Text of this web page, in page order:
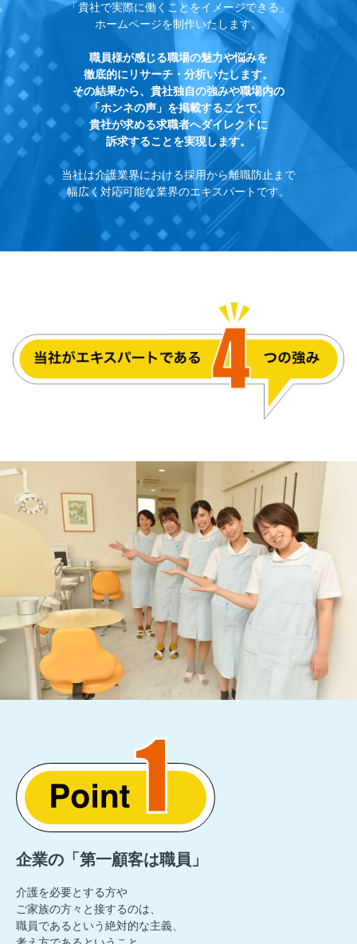
「貴社で実際に働くことをイメージできる」
ホームページを制作いたします。
職員様が感じる職場の魅力や悩みを
徹底的にリサーチ・分析いたします。
その結果から、貴社独自の強みや職場内の
「ホンネの声」を掲載することで、
貴社が求める求職者へダイレクトに
訴求することを実現します。
当社は介護業界における採用から離職防止まで
幅広く対応可能な業界のエキスパートです。
企業の「第一顧客は職員」
介護を必要とする方や
ご家族の方々と接するのは、
職員であるという絶対的な主義、